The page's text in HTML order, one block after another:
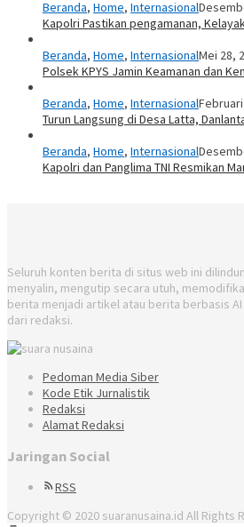
Beranda, Home, Internasional
Kapolri Pastikan pengamanan,
Beranda, Home, InternasionalMei 28,
Polsek KPYS Jamin Keamanan dan
Beranda, Home, Internasional
Turun Langsung di Desa Latta,
Beranda, Home, Internasional
Kapolri dan Panglima TNI Resmikan
Seluruh konten berita di situs web ini
menyalin, mengutip secara utuh,
berita menjadi artikel atau berita berbasis
dari redaksi.
Pedoman Media Siber
Kode Etik Jurnalistik
Redaksi
Alamat Redaksi
Jaringan Social
RSS
Copyright © 2020 suaranusaina.id All Rights